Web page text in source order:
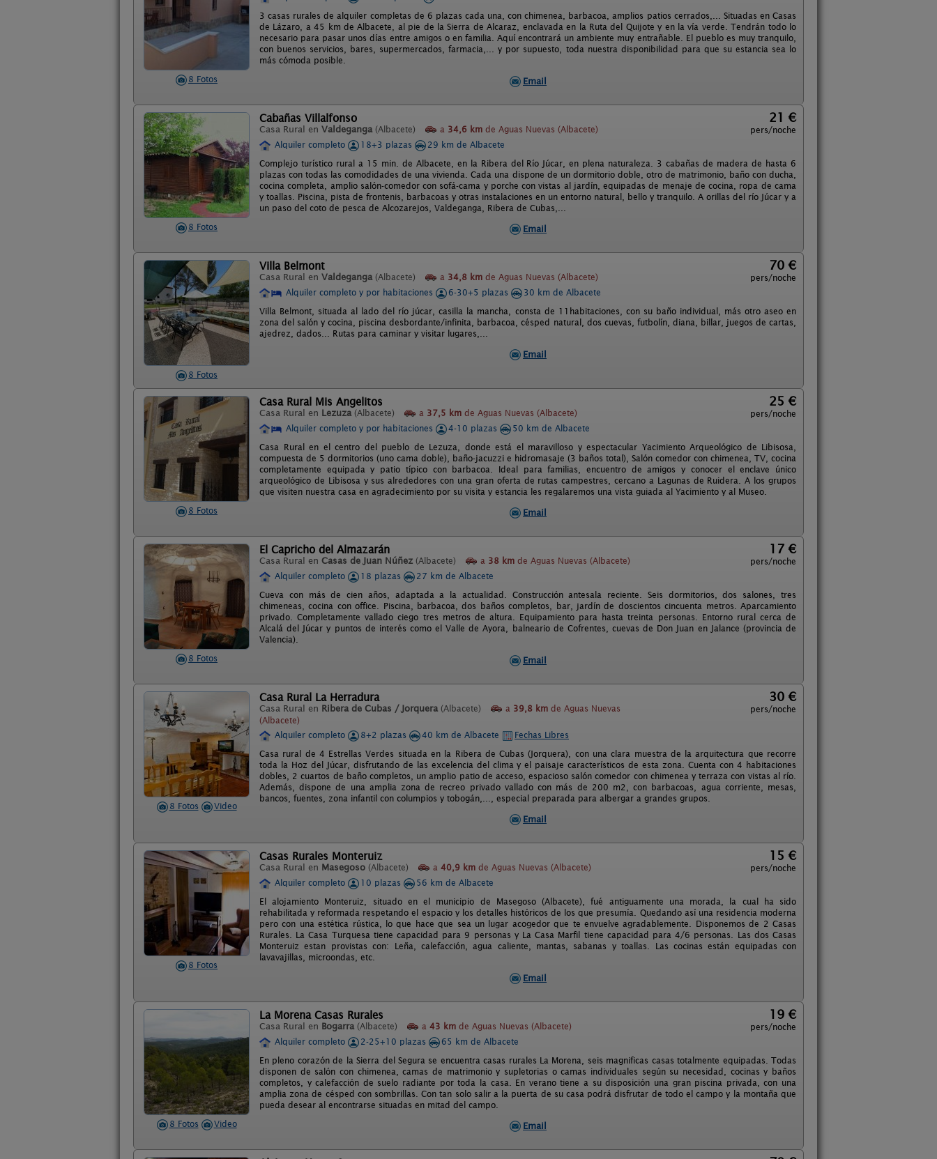
8 Fotos
3 casas rurales de alquiler completas de 6 plazas cada una, con chimenea, barbacoa, amplios patios cerrados,... Situadas en Casas
de Lázaro, a 45 km de Albacete, al pie de la Sierra de Alcaraz, enclavada en la Ruta del Quijote y en la vía verde. Tendrán todo lo
necesario para pasar unos días entre amigos o en familia. Aquí encontrará un ambiente muy entrañable. El pueblo es muy tranquilo,
con buenos servicios, bares, supermercados, farmacia,... y por supuesto, toda nuestra disponibilidad para que su estancia sea lo
más cómoda posible.
Email
8 Fotos
Cabañas Villalfonso
Casa Rural en Valdeganga (Albacete) a 34,6 km de Aguas Nuevas (Albacete)
21 €
pers/noche
Alquiler completo
18+3 plazas
29 km de Albacete
Complejo turístico rural a 15 min. de Albacete, en la Ribera del Río Júcar, en plena naturaleza. 3 cabañas de madera de hasta 6
plazas con todas las comodidades de una vivienda. Cada una dispone de un dormitorio doble, otro de matrimonio, baño con ducha,
cocina completa, amplio salón-comedor con sofá-cama y porche con vistas al jardín, equipadas de menaje de cocina, ropa de cama
y toallas. Piscina, pista de frontenis, barbacoas y otras instalaciones en un entorno natural, bello y tranquilo. A orillas del río Júcar y a
un paso del coto de pesca de Alcozarejos, Valdeganga, Ribera de Cubas,...
Email
8 Fotos
Villa Belmont
Casa Rural en Valdeganga (Albacete) a 34,8 km de Aguas Nuevas (Albacete)
70 €
pers/noche
Alquiler completo y por habitaciones
6-30+5 plazas
30 km de Albacete
Villa Belmont, situada al lado del río júcar, casilla la mancha, consta de 11habitaciones, con su baño individual, más otro aseo en
zona del salón y cocina, piscina desbordante/infinita, barbacoa, césped natural, dos cuevas, futbolín, diana, billar, juegos de cartas,
ajedrez, dados... Rutas para caminar y visitar lugares,...
Email
8 Fotos
Casa Rural Mis Angelitos
Casa Rural en Lezuza (Albacete) a 37,5 km de Aguas Nuevas (Albacete)
25 €
pers/noche
Alquiler completo y por habitaciones
4-10 plazas
50 km de Albacete
Casa Rural en el centro del pueblo de Lezuza, donde está el maravilloso y espectacular Yacimiento Arqueológico de Libisosa,
compuesta de 5 dormitorios (uno cama doble), baño-jacuzzi e hidromasaje (3 baños total), Salón comedor con chimenea, TV, cocina
completamente equipada y patio típico con barbacoa. Ideal para familias, encuentro de amigos y conocer el enclave único
arqueológico de Libisosa y sus alrededores con una gran oferta de rutas campestres, cercano a Lagunas de Ruidera. A los grupos
que visiten nuestra casa en agradecimiento por su visita y estancia les regalaremos una vista guiada al Yacimiento y al Museo.
Email
8 Fotos
El Capricho del Almazarán
Casa Rural en Casas de Juan Núñez (Albacete) a 38 km de Aguas Nuevas (Albacete)
17 €
pers/noche
Alquiler completo
18 plazas
27 km de Albacete
Cueva con más de cien años, adaptada a la actualidad. Construcción antesala reciente. Seis dormitorios, dos salones, tres
chimeneas, cocina con office. Piscina, barbacoa, dos baños completos, bar, jardín de doscientos cincuenta metros. Aparcamiento
privado. Completamente vallado ciego tres metros de altura. Equipamiento para hasta treinta personas. Entorno rural cerca de
Alcalá del Júcar y puntos de interés como el Valle de Ayora, balneario de Cofrentes, cuevas de Don Juan en Jalance (provincia de
Valencia).
Email
8 Fotos Video
Casa Rural La Herradura
Casa Rural en Ribera de Cubas / Jorquera (Albacete) a 39,8 km de Aguas Nuevas
(Albacete)
30 €
pers/noche
Alquiler completo 8+2 plazas 40 km de Albacete
Fechas Libres
Casa rural de 4 Estrellas Verdes situada en la Ribera de Cubas (Jorquera), con una clara muestra de la arquitectura que recorre
toda la Hoz del Júcar, disfrutando de las excelencia del clima y el paisaje característicos de esta zona. Cuenta con 4 habitaciones
dobles, 2 cuartos de baño completos, un amplio patio de acceso, espacioso salón comedor con chimenea y terraza con vistas al río.
Además, dispone de una amplia zona de recreo privado vallado con más de 200 m2, con barbacoas, agua corriente, mesas,
bancos, fuentes, zona infantil con columpios y tobogán,..., especial preparada para albergar a grandes grupos.
Email
8 Fotos
Casas Rurales Monteruiz
Casa Rural en Masegoso (Albacete) a 40,9 km de Aguas Nuevas (Albacete)
15 €
pers/noche
Alquiler completo
10 plazas
56 km de Albacete
El alojamiento Monteruiz, situado en el municipio de Masegoso (Albacete), fué antiguamente una morada, la cual ha sido
rehabilitada y reformada respetando el espacio y los detalles históricos de los que presumía. Quedando así una residencia moderna
pero con una estética rústica, lo que hace que sea un lugar acogedor que te envuelve agradablemente. Disponemos de 2 Casas
Rurales. La Casa Turquesa tiene capacidad para 9 personas y La Casa Marfil tiene capacidad para 4/6 personas. Las dos Casas
Monteruiz estan provistas con: Leña, calefacción, agua caliente, mantas, sabanas y toallas. Las cocinas están equipadas con
lavavajillas, microondas, etc.
Email
8 Fotos Video
La Morena Casas Rurales
Casa Rural en Bogarra (Albacete) a 43 km de Aguas Nuevas (Albacete)
19 €
pers/noche
Alquiler completo
2-25+10 plazas
65 km de Albacete
En pleno corazón de la Sierra del Segura se encuentra casas rurales La Morena, seis magnificas casas totalmente equipadas. Todas
disponen de salón con chimenea, camas de matrimonio y supletorias o camas individuales según su necesidad, cocinas y baños
completos, y calefacción de suelo radiante por toda la casa. En verano tiene a su disposición una gran piscina privada, con una
amplia zona de césped con sombrillas. Con tan solo salir a la puerta de su casa podrá disfrutar de todo el campo y la montaña que
pueda desear al encontrarse situadas en mitad del campo.
Email